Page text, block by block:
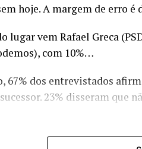
hoje. A margem de erro
lugar vem Rafael Greca
com 10%…
67% dos entrevistados
23% disseram que
portanto esta na